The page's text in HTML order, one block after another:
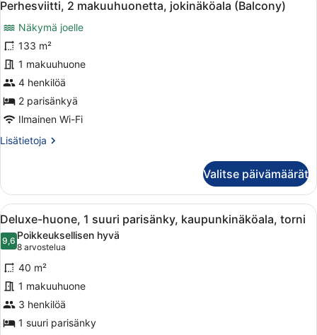
jokinäköala
kaikki
huonetyypin
Perhesviitti,
2
makuuhuonetta,
jokinäköala
(Balcony)
kuvat
12
Perhesviitti, 2 makuuhuonetta, jokinäköala (Balcony)
Näkymä joelle
133 m²
1 makuuhuone
4 henkilöä
2 parisänkyä
Ilmainen Wi-Fi
Lisätietoja
Lisätietoja
makuuhuonetta,
jokinäköala
(Balcony)
Valitse päivämäärät
Avaa
kaikki
huonetyypin
Deluxe-
huone,
1
suuri
parisänky,
Hotellihuone, jossa on suuri
4
Deluxe-huone, 1 suuri parisänky, kaupunkinäköala, torni
9,69,6 kautta 10
Poikkeuksellisen hyvä
8 arvostelua
(8
arvostelua)
40 m²
1 makuuhuone
3 henkilöä
1 suuri parisänky